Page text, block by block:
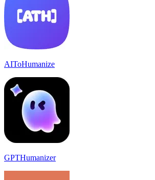
AIToHumanize
GPTHumanizer